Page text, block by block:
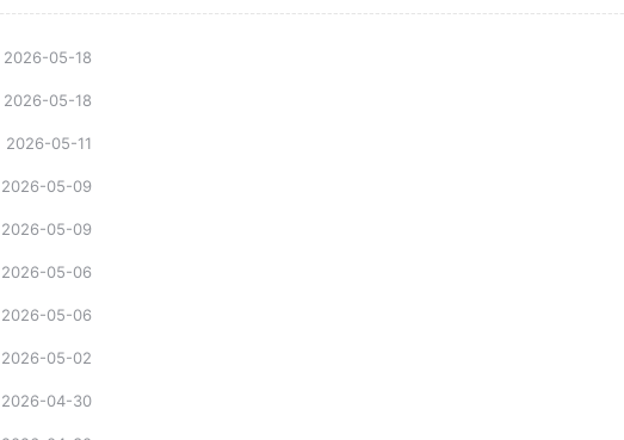
2026-05-18
2026-05-18
2026-05-11
2026-05-09
2026-05-09
2026-05-06
2026-05-06
2026-05-02
2026-04-30